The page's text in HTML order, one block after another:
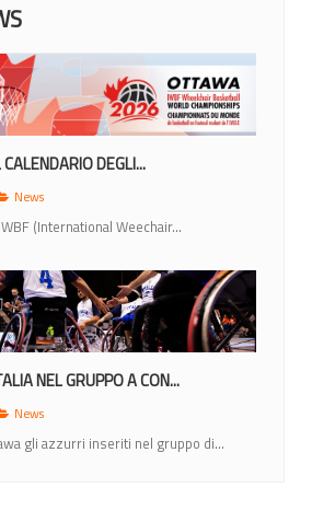
DEGLI...
News
(International Weechair...
NEL GRUPPO A CON...
News
gli azzurri inseriti nel gruppo di...